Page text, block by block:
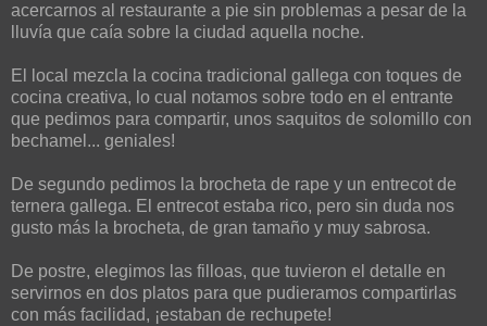
acercarnos al restaurante a pie sin problemas a pesar de la
lluvía que caía sobre la ciudad aquella noche.
El local mezcla la cocina tradicional gallega con toques de
cocina creativa, lo cual notamos sobre todo en el entrante
que pedimos para compartir, unos saquitos de solomillo con
bechamel... geniales!
De segundo pedimos la brocheta de rape y un entrecot de
ternera gallega. El entrecot estaba rico, pero sin duda nos
gusto más la brocheta, de gran tamaño y muy sabrosa.
De postre, elegimos las filloas, que tuvieron el detalle en
servirnos en dos platos para que pudieramos compartirlas
con más facilidad, ¡estaban de rechupete!